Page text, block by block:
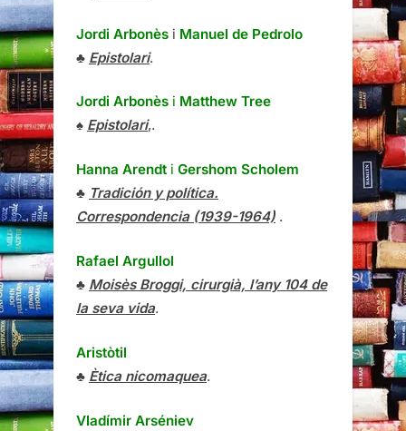
Jordi Arbonès i Manuel de Pedrolo
♣ Epistolari.
Jordi Arbonès i Matthew Tree
♠ Epistolari,.
Hanna Arendt i Gershom Scholem
♣ Tradición y política.
Correspondencia (1939-1964) .
Rafael Argullol
♣ Moisès Broggi, cirurgià, l’any 104 de
la seva vida.
Aristòtil
♣ Ètica nicomaquea.
Vladímir Arséniev